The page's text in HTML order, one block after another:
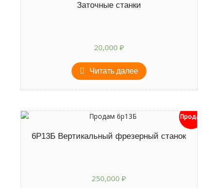
Заточные станки
20,000 ₽
Читать далее
Продан
6Р13Б Вертикальный фрезерный станок
250,000₽